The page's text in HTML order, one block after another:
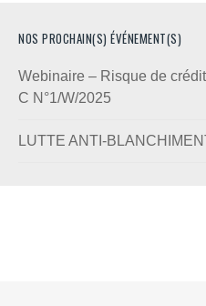
NOS PROCHAIN(S) ÉVÉNEMENT(S)
Webinaire – Risque de
C N°1/W/2025
LUTTE ANTI-